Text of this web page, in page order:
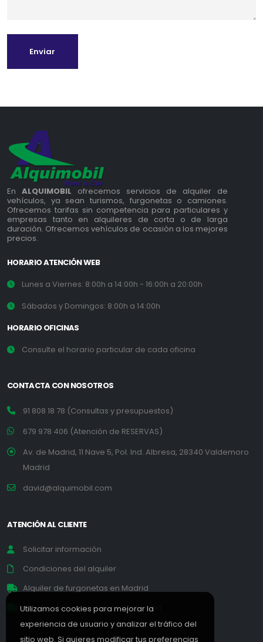
Enviar
En ALQUIMOBIL ofrecemos servicios de alquiler de
vehículos, ya sean turismos, furgonetas o camiones.
Ofrecemos tarifas sin competencia para particulares y
empresas tanto en alquileres de corta o de larga
duración. Ofrecemos vehículos de ocasión a los mejores
precios.
HORARIO ATENCIÓN WEB
Lunes a Viernes: 8:00h a 14:00h - 16:00h a 20:00h
Sábados y Domingos: 8:00h a 14:00h
HORARIO OFICINAS
Consulte el horario particular de cada oficina
CONTACTA CON NOSOTROS
91 808 18 78 (Consultas y presupuestos)
679 978 406 (Atención de RESERVAS)
Av. de Madrid, 11 Nave 5, Pol. Ind. Albresa, 28340 Valdemoro
Madrid
david@alquimobil.com
ATENCIÓN AL CLIENTE
Solicitar información
Condiciones del alquiler
Alquiler de furgonetas en Madrid
Alquiler de furgonetas en Barcelona
Utilizamos cookies para mejorar la
experiencia de usuario y analizar el tráfico del
sitio web. Si quieres modificar tus preferencias